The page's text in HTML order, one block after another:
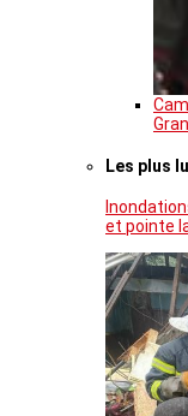
Les plus
et pointe